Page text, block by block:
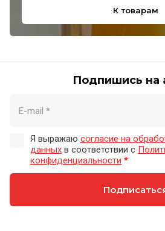
К товарам
Подпишись на
Я выражаю согласие на
данных в соответствии с
конфиденциальности *